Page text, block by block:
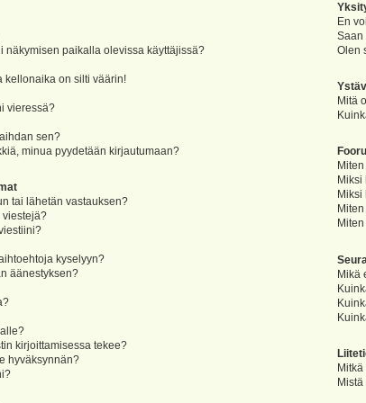
näkymisen paikalla olevissa käyttäjissä?
kellonaika on silti väärin!
vieressä?
sen?
minua pyydetään kirjautumaan?
tai lähetän vastauksen?
viestejä?
kyselyyn?
äänestyksen?
kirjoittamisessa tekee?
hyväksynnän?
En
Saan
Olen
Mitä
Mikä